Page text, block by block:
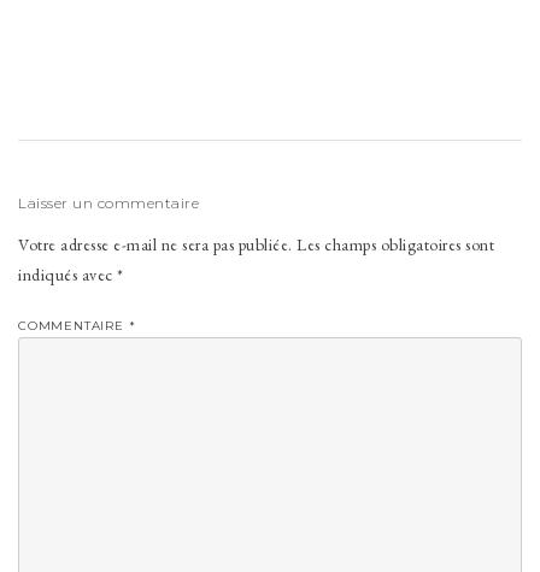
Laisser un commentaire
Votre adresse e-mail ne sera pas publiée. Les champs obligatoires sont
indiqués avec *
COMMENTAIRE *